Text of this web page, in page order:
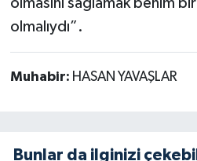
olmasını sağlamak benim
olmalıydı”.
Muhabir: HASAN YAVAŞLAR
Bunlar da ilginizi